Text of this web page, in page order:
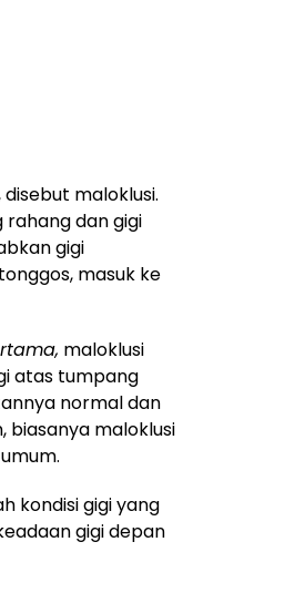
maloklusi.
rahang dan gigi
gigi
masuk ke
maloklusi
atas tumpang
normal dan
biasanya maloklusi
kondisi gigi yang
gigi depan